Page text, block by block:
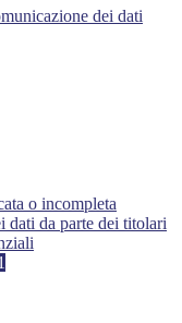
dei dati
o incompleta
dati da parte dei titolari